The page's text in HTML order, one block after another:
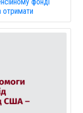
отримати